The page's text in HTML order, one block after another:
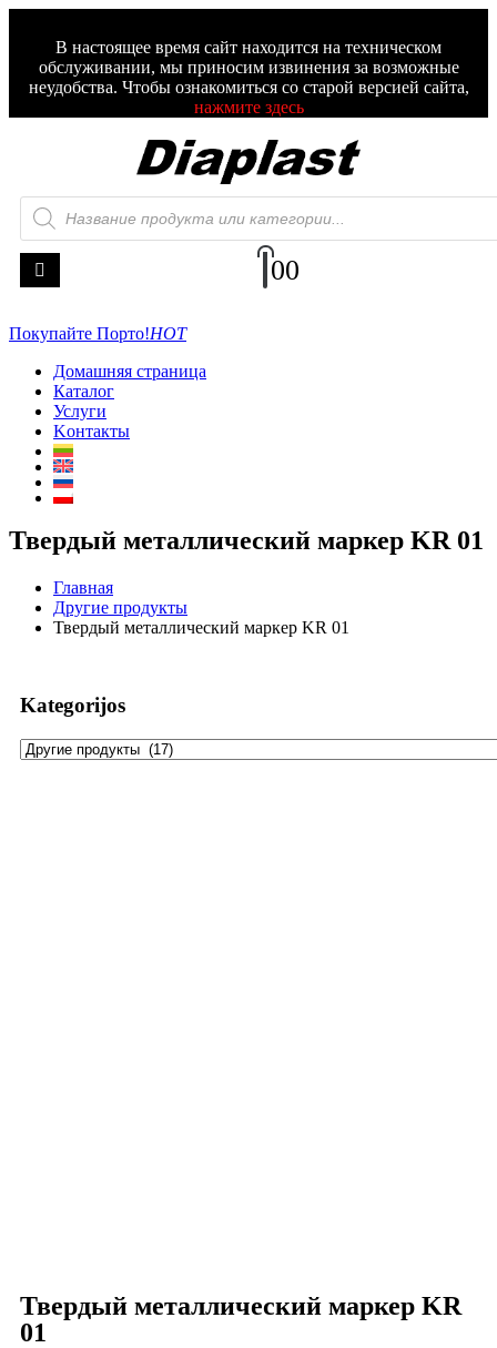
В настоящее время сайт находится на техническом
обслуживании, мы приносим извинения за возможные
неудобства. Чтобы ознакомиться со старой версией сайта,
нажмите здесь
00
Покупайте Порто!HOT
Домашняя страница
Каталог
Услуги
Kонтакты
Твердый металлический маркер KR 01
Главная
Другие продукты
Твердый металлический маркер KR 01
Kategorijos
Твердый металлический маркер KR
01